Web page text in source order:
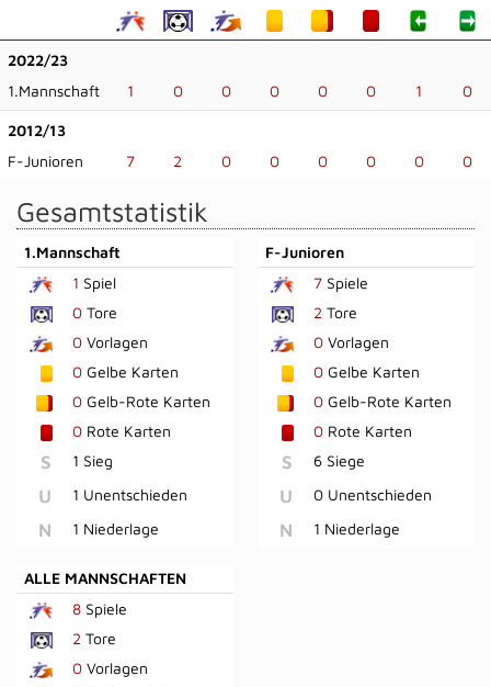
2022/23
1.Mannschaft
1 0 0 0 0 0 1 0
2012/13
F-Junioren
7 2 0 0 0 0 0 0
Gesamtstatistik
1.Mannschaft
1 Spiel
0 Tore
0 Vorlagen
0 Gelbe Karten
0 Gelb-Rote Karten
0 Rote Karten
S 1 Sieg
U 1 Unentschieden
N 1 Niederlage
F-Junioren
7Spiele
2 Tore
0Vorlagen
0Gelbe Karten
0Gelb-Rote Karten
0Rote Karten
S 6 Siege
U 0 Unentschieden
N 1 Niederlage
ALLE MANNSCHAFTEN
8 Spiele
2 Tore
0 Vorlagen